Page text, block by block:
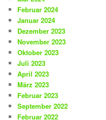
Februar 2024
Januar 2024
Dezember 2023
November 2023
Oktober 2023
Juli 2023
April 2023
März 2023
Februar 2023
September 2022
Februar 2022